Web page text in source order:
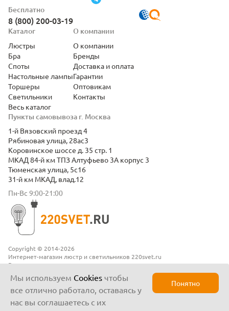
Copyright © 2014-2026
Интернет-магазин люстр и светильников 220svet.ru
Все права защищены
Бесплатно
8 (800) 200-03-19
Пункты самовывоза г. Москва
1-й Вязовский проезд 4
Рябиновая улица, 28ас3
Коровинское шоссе д. 35 стр. 1
МКАД 84-й км ТПЗ Алтуфьево 3А корпус 3
Тюменская улица, 5с16
31-й км МКАД, влад.12
Пн-Вс 9:00-21:00
Каталог
Люстры
Бра
Споты
Настольные лампы
Торшеры
Светильники
Весь каталог
О компании
О компании
Бренды
Доставка и оплата
Гарантии
Оптовикам
Контакты
Мы используем Cookies чтобы
все отлично работало, оставаясь у
нас вы соглашаетесь с их
Понятно